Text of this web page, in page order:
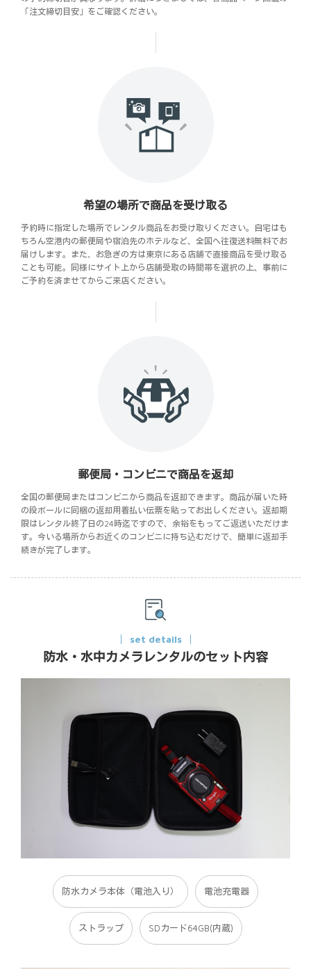
「注文締切目安」をご確認ください。
希望の場所で商品を受け取る
予約時に指定した場所でレンタル商品をお受け取りください。自宅はも
ちろん空港内の郵便局や宿泊先のホテルなど、全国へ往復送料無料でお
届けします。また、お急ぎの方は東京にある店舗で直接商品を受け取る
ことも可能。同様にサイト上から店舗受取の時間帯を選択の上、事前に
ご予約を済ませてからご来店ください。
郵便局・コンビニで商品を返却
全国の郵便局またはコンビニから商品を返却できます。商品が届いた時
の段ボールに同梱の返却用着払い伝票を貼ってお出しください。返却期
限はレンタル終了日の24時迄ですので、余裕をもってご返送いただけま
す。今いる場所からお近くのコンビニに持ち込むだけで、簡単に返却手
続きが完了します。
set details
防水・水中カメラレンタルのセット内容
防水カメラ本体（電池入り） 電池充電器
ストラップ SDカード64GB(内蔵)